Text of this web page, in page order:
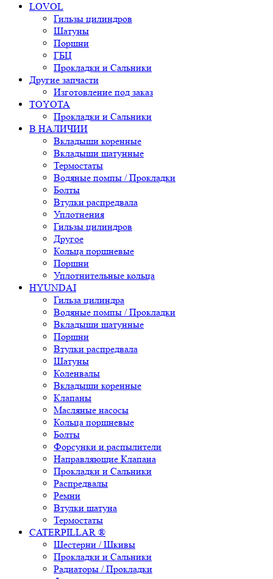
LOVOL
Гильзы цилиндров
Шатуны
Поршни
ГБЦ
Прокладки и Сальники
Другие запчасти
Изготовление под заказ
TOYOTA
Прокладки и Сальники
В НАЛИЧИИ
Вкладыши коренные
Вкладыши шатунные
Термостаты
Водяные помпы / Прокладки
Болты
Втулки распредвала
Уплотнения
Гильзы цилиндров
Другое
Кольца поршневые
Поршни
Уплотнительные кольца
HYUNDAI
Гильза цилиндра
Водяные помпы / Прокладки
Вкладыши шатунные
Поршни
Втулки распредвала
Шатуны
Коленвалы
Вкладыши коренные
Клапаны
Масляные насосы
Кольца поршневые
Болты
Форсунки и распылители
Направляющие Клапана
Прокладки и Сальники
Распредвалы
Ремни
Втулки шатуна
Термостаты
CATERPILLAR ®
Шестерни / Шкивы
Прокладки и Сальники
Радиаторы / Прокладки